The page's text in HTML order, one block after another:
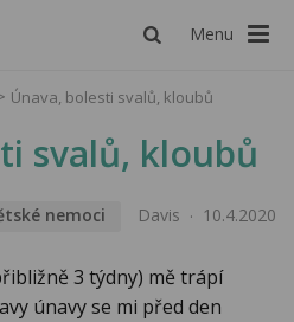
Menu
Únava, bolesti svalů, kloubů
svalů, kloubů
nemoci Davis 10.4.2020
3 týdny) mě trápí
únavy se mi před den